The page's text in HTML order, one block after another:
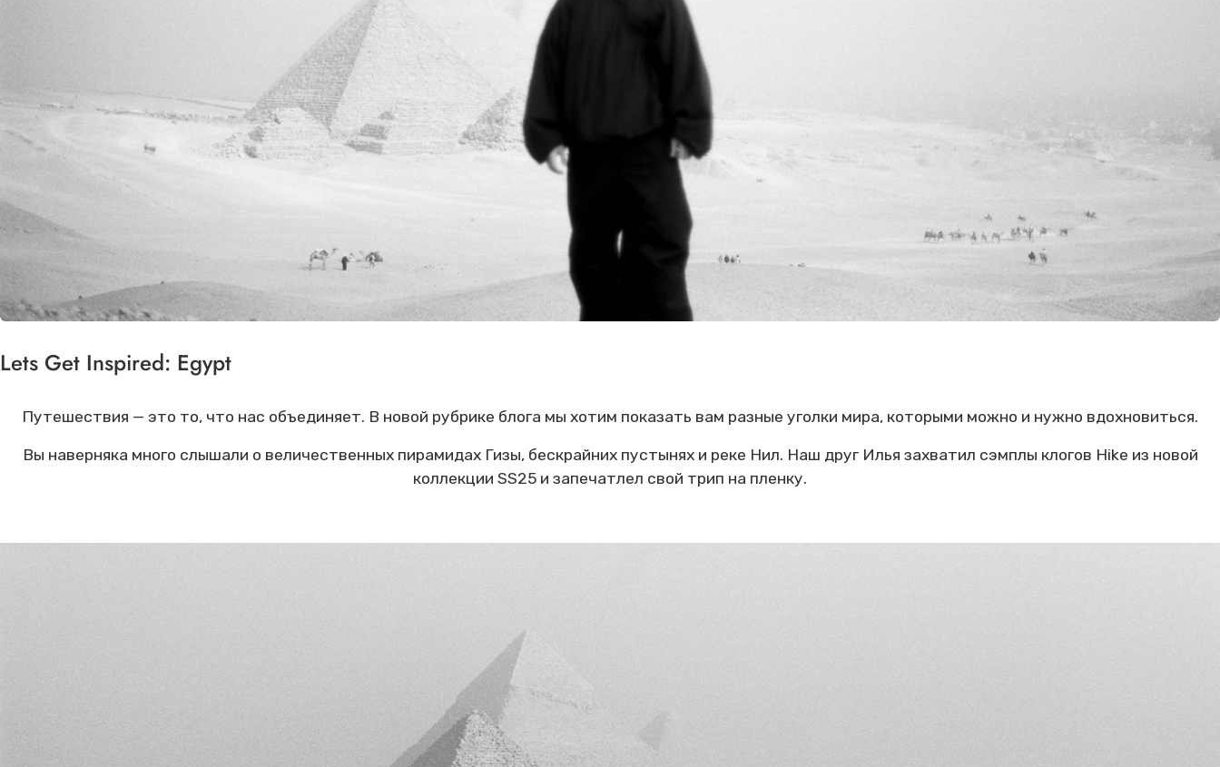
Lets Get Inspired: Egypt
Путешествия — это то, что нас объединяет. В новой рубрике блога мы хотим показать вам разные уголки мира, которыми можно и нужно вдохновиться.
Вы наверняка много слышали о величественных пирамидах Гизы, бескрайних пустынях и реке Нил. Наш друг Илья захватил сэмплы клогов Hike из новой
коллекции SS25 и запечатлел свой трип на пленку.